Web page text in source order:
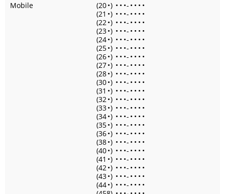
Mobile
(20•) • • •- • • • •
(21 •) • • •- • • • •
(22•) • • •- • • • •
(23•) • • •- • • • •
(24•) • • •- • • • •
(25•) • • •- • • • •
(26•) • • •- • • • •
(27•) • • •- • • • •
(28•) • • •- • • • •
(30•) • • •- • • • •
(31 •) • • •- • • • •
(32•) • • •- • • • •
(33•) • • •- • • • •
(34•) • • •- • • • •
(35•) • • •- • • • •
(36•) • • •- • • • •
(38•) • • •- • • • •
(40•) • • •- • • • •
(41 •) • • •- • • • •
(42•) • • •- • • • •
(43•) • • •- • • • •
(44•) • • •- • • • •